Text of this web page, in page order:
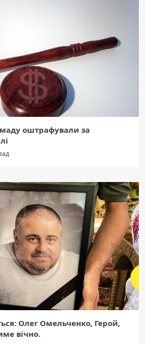
оштрафували за
Олег Омельченко, Герой,
вічно.